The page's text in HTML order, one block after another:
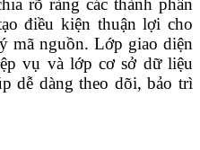
rõ ràng các thành phần
điều kiện thuận lợi cho
mã nguồn. Lớp giao diện
vụ và lớp cơ sở dữ liệu
dễ dàng theo dõi, bảo trì